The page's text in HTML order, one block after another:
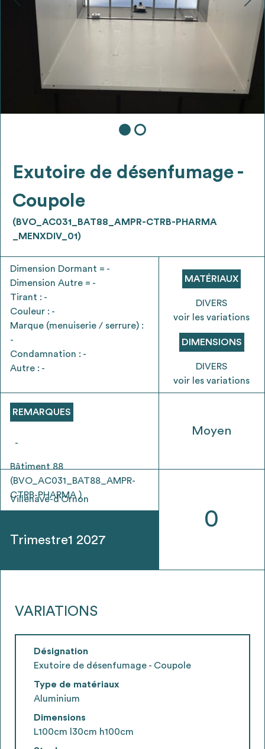
Ajouter les matériaux intéressants à "
ma
liste"
Transmettre sa liste de manifestation
d'intérêt pour les matériaux
Exporter sa liste et ses fiches produits
5
Être recontacté afin d’obtenir plus de
stratégies de récupérations
envisageables
* Attention, l’ajout des matériaux à sa liste et son envoi ne
vaut aucunement réservation.
Exutoire de désenfumage -
Coupole
(BVO_AC031_BAT88_AMPR-CTRB-PHARMA
_MENXDIV_01)
Dimension Dormant = -
Dimension Autre = -
Tirant : -
Couleur : -
Marque (menuiserie / serrure) :
-
Condamnation : -
Autre : -
REMARQUES
-
Bâtiment 88
(BVO_AC031_BAT88_AMPR-
CTRB-PHARMA )
Villenave-d'Ornon
Trimestre1 2027
MATÉRIAUX
DIVERS
voir les variations
DIMENSIONS
DIVERS
voir les variations
Moyen
0
VARIATIONS
Désignation
Exutoire de désenfumage - Coupole
Type de matériaux
Aluminium
Dimensions
L100cm l30cm h100cm